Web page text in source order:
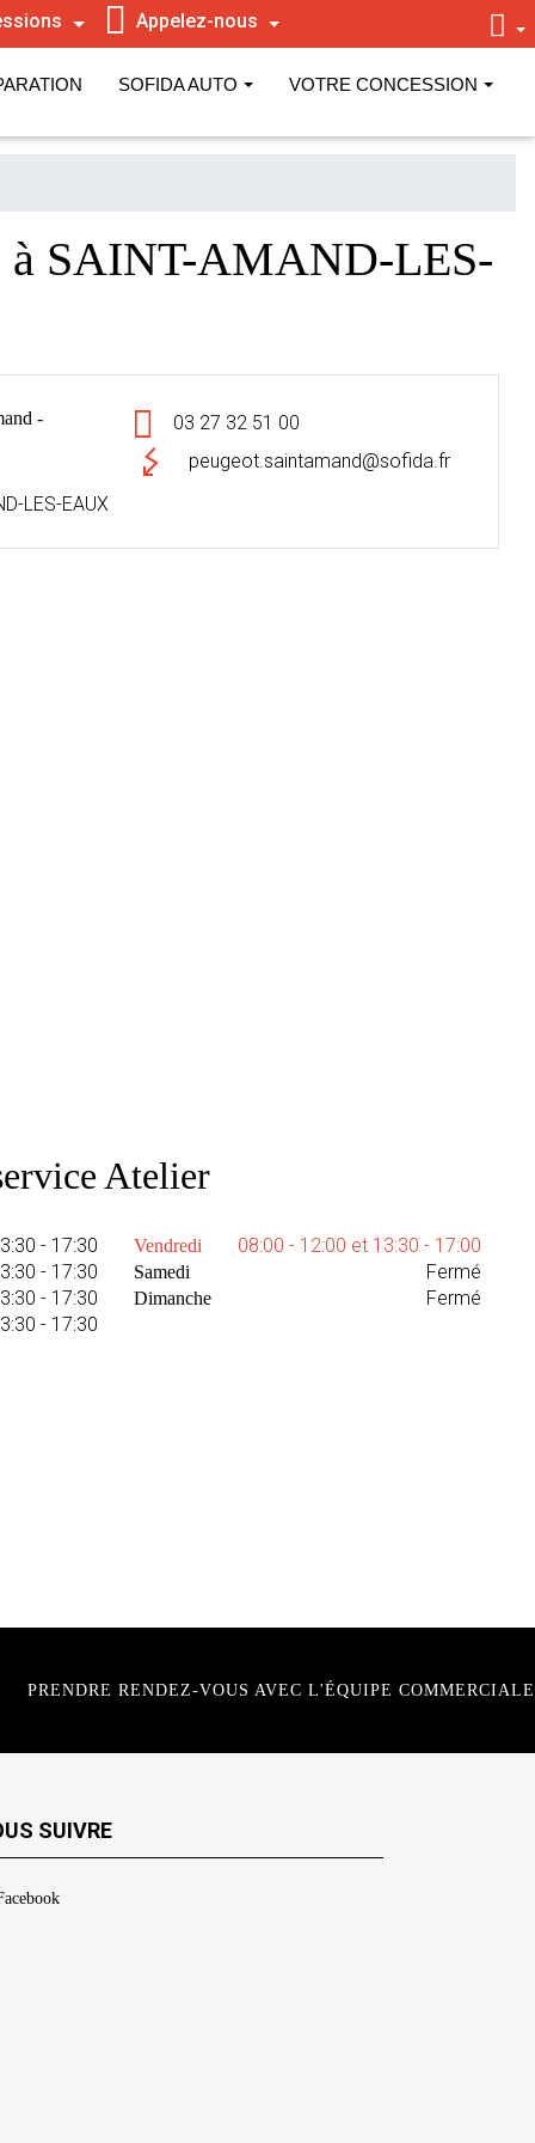
Appelez-nous
SOFIDA AUTO VOTRE CONCESSION
à SAINT-AMAND-LES-
-
LES-EAUX
03 27 32 51 00
peugeot.saintamand@sofida.fr
Atelier
- 17:30
- 17:30
- 17:30
- 17:30
Vendredi 08:00 - 12:00 et 13:30 - 17:00
Samedi Fermé
Dimanche Fermé
PRENDRE RENDEZ-VOUS AVEC L'ÉQUIPE COMMERCIALE
SUIVRE